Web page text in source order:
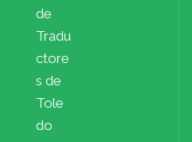
de
Tradu
ctore
s de
Tole
do